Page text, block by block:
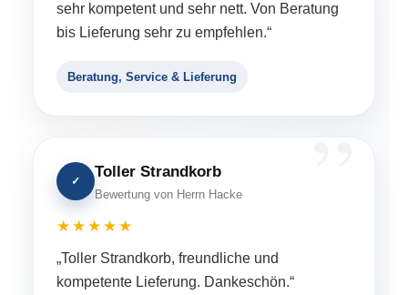
sehr kompetent und sehr nett. Von Beratung
bis Lieferung sehr zu empfehlen.“
Beratung, Service & Lieferung
✓
Toller Strandkorb
Bewertung von Herrn Hacke
★★★★★
„Toller Strandkorb, freundliche und
kompetente Lieferung. Dankeschön.“